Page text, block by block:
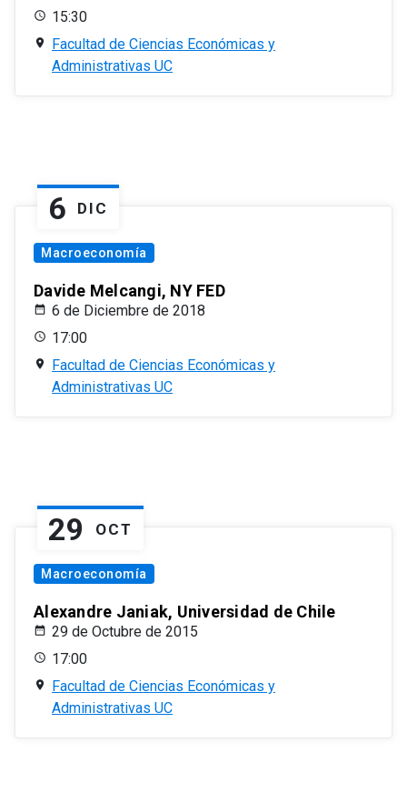
15:30
Facultad de Ciencias Económicas y
Administrativas UC
6 DIC
Macroeconomía
Davide Melcangi, NY FED
6 de Diciembre de 2018
17:00
Facultad de Ciencias Económicas y
Administrativas UC
29 OCT
Macroeconomía
Alexandre Janiak, Universidad de Chile
29 de Octubre de 2015
17:00
Facultad de Ciencias Económicas y
Administrativas UC